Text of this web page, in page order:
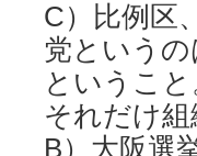
C）比例区
党という
というこ
それだけ
B）大阪選